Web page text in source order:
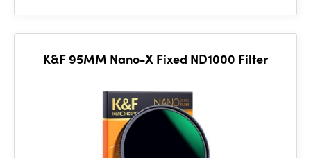
K&F 95MM Nano-X Fixed ND1000 Filter